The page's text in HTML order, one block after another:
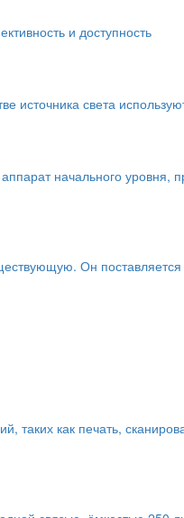
и доступность
источника света
начального уровня,
Он
как печать,